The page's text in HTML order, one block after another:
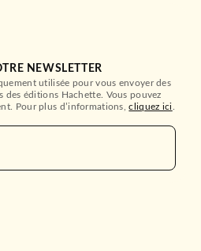
NEWSLETTER
utilisée pour vous envoyer des
des éditions Hachette. Vous pouvez
Pour plus d’informations,cliquez ici